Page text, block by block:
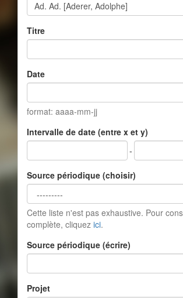
Titre
Date
format: aaaa-mm-jj
Intervalle de date (entre x et y)
-
Source périodique (choisir)
Cette liste n'est pas exhaustive. Pour
complète, cliquez ici.
Source périodique (écrire)
Projet